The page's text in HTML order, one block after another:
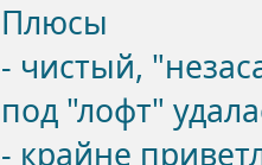
Плюсы
- чистый,
под "лофт"
- крайне